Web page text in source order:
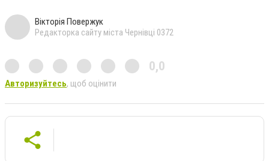
Вікторія Повержук
Редакторка сайту міста Чернівці 0372
0,0
Авторизуйтесь, щоб оцінити